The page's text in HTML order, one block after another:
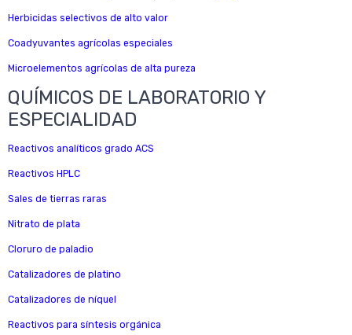
Herbicidas selectivos de alto valor
Coadyuvantes agrícolas especiales
Microelementos agrícolas de alta pureza
QUÍMICOS DE LABORATORIO Y
ESPECIALIDAD
Reactivos analíticos grado ACS
Reactivos HPLC
Sales de tierras raras
Nitrato de plata
Cloruro de paladio
Catalizadores de platino
Catalizadores de níquel
Reactivos para síntesis orgánica